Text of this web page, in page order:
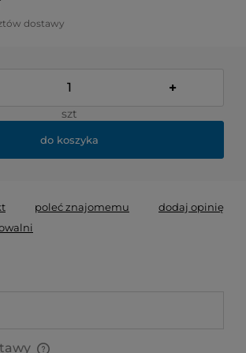
dostawy
+
szt
do koszyka
poleć znajomemu
dodaj opinię